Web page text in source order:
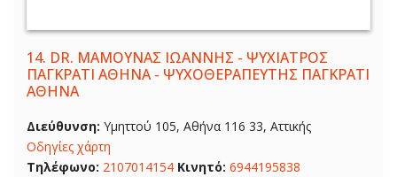
14. DR. ΜΑΜΟΥΝΑΣ ΙΩΑΝΝΗΣ - ΨΥΧΙΑΤΡΟΣ
ΠΑΓΚΡΑΤΙ ΑΘΗΝΑ - ΨΥΧΟΘΕΡΑΠΕΥΤΗΣ ΠΑΓΚΡΑΤΙ
ΑΘΗΝΑ
Διεύθυνση: Υμηττού 105, Αθήνα 116 33, Αττικής
Οδηγίες χάρτη
Τηλέφωνο: 2107014154 Κινητό: 6944195838